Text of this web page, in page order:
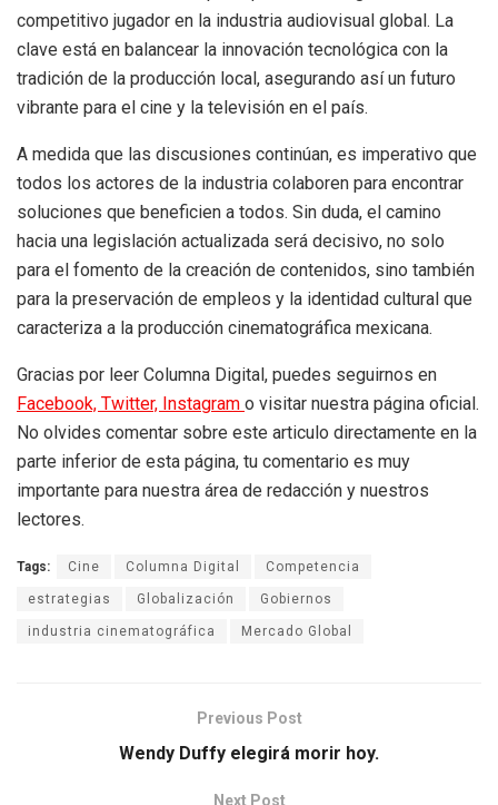
competitivo jugador en la industria audiovisual global. La
clave está en balancear la innovación tecnológica con la
tradición de la producción local, asegurando así un futuro
vibrante para el cine y la televisión en el país.
A medida que las discusiones continúan, es imperativo que
todos los actores de la industria colaboren para encontrar
soluciones que beneficien a todos. Sin duda, el camino
hacia una legislación actualizada será decisivo, no solo
para el fomento de la creación de contenidos, sino también
para la preservación de empleos y la identidad cultural que
caracteriza a la producción cinematográfica mexicana.
Gracias por leer Columna Digital, puedes seguirnos en
Facebook, Twitter, Instagram o visitar nuestra página oficial.
No olvides comentar sobre este articulo directamente en la
parte inferior de esta página, tu comentario es muy
importante para nuestra área de redacción y nuestros
lectores.
Tags: Cine Columna Digital Competencia
estrategias Globalización Gobiernos
industria cinematográfica Mercado Global
Previous Post
Wendy Duffy elegirá morir hoy.
Next Post